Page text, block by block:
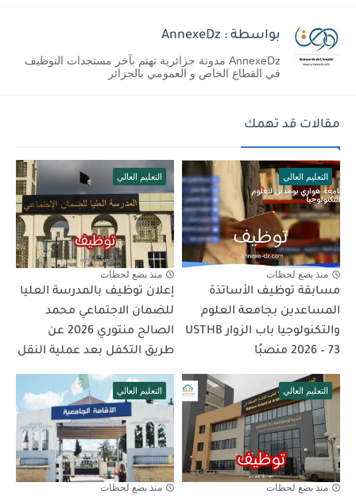
بواسطة : AnnexeDz
AnnexeDz مدونة جزائرية تهتم بآخر مستجدات التوظيف
في القطاع الخاص و العمومي بالجزائر
مقالات قد تهمك
التعليم العالي
منذ بضع لحظات
مسابقة توظيف الأساتذة
المساعدين بجامعة العلوم
والتكنولوجيا باب الزوار USTHB
2026 – 73 منصبًا
التعليم العالي
منذ بضع لحظات
إعلان توظيف بالمدرسة العليا
للضمان الاجتماعي محمد
الصالح منتوري 2026 عن
طريق التكفل بعد عملية النقل
التعليم العالي
منذ بضع لحظات
التعليم العالي
منذ بضع لحظات